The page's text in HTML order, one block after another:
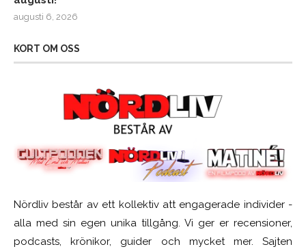
augusti 6, 2026
KORT OM OSS
Nördliv består av ett kollektiv att engagerade individer -
alla med sin egen unika tillgång. Vi ger er recensioner,
podcasts, krönikor, guider och mycket mer. Sajten